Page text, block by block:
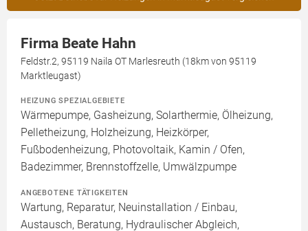
Firma Beate Hahn
Feldstr.2, 95119 Naila OT Marlesreuth (18km von 95119
Marktleugast)
HEIZUNG SPEZIALGEBIETE
Wärmepumpe, Gasheizung, Solarthermie, Ölheizung,
Pelletheizung, Holzheizung, Heizkörper,
Fußbodenheizung, Photovoltaik, Kamin / Ofen,
Badezimmer, Brennstoffzelle, Umwälzpumpe
ANGEBOTENE TÄTIGKEITEN
Wartung, Reparatur, Neuinstallation / Einbau,
Austausch, Beratung, Hydraulischer Abgleich,